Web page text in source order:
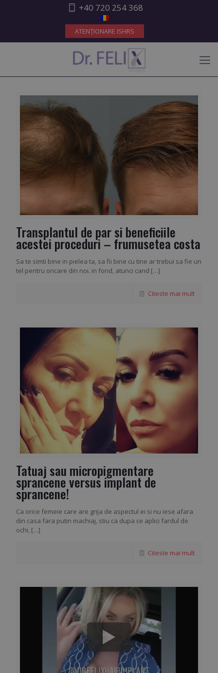
+40 720 254 368
Transplantul de par si beneficiile
acestei proceduri – frumusetea costa
Sa te simti bine in pielea ta, sa fii bine cu tine ar trebui sa fie un
tel pentru oricare din noi. in fond, atunci cand […]
Citeste mai mult
Tatuaj sau micropigmentare
sprancene versus implant de
sprancene!
Ca orice femeie care are grija de aspectul ei si nu iese afara
din casa fara putin machiaj, stiu ca dupa ce aplici fardul de
ochi, […]
Citeste mai mult